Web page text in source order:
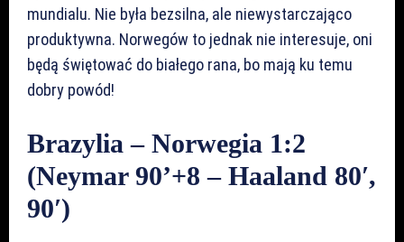
mundialu. Nie była bezsilna, ale niewystarczająco
produktywna. Norwegów to jednak nie interesuje, oni
będą świętować do białego rana, bo mają ku temu
dobry powód!
Brazylia – Norwegia 1:2
(Neymar 90’+8 – Haaland 80′,
90′)